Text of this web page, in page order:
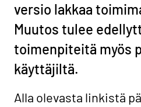
versio lakkaa
Muutos tulee
toimenpiteitä myös
käyttäjiltä.
Alla olevasta linkistä